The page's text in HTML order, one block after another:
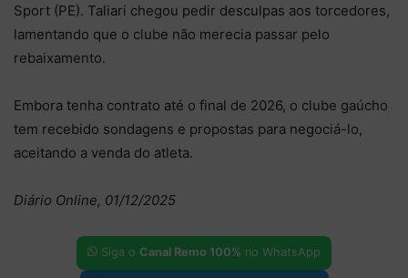
Sport (PE). Taliari chegou pedir desculpas aos torcedores,
lamentando que o clube não merecia passar pelo
rebaixamento.
Embora tenha contrato até o final de 2026, o clube gaúcho
tem recebido sondagens e propostas para negociá-lo,
aceitando a venda do atleta.
Diário Online, 01/12/2025
Siga o Canal Remo 100% no WhatsApp